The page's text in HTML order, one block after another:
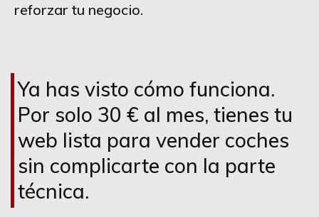
reforzar tu negocio.
Ya has visto cómo funciona.
Por solo 30 € al mes, tienes tu
web lista para vender coches
sin complicarte con la parte
técnica.